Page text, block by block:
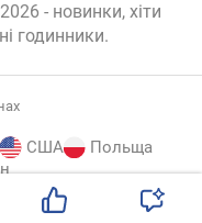
- новинки, хіти
годинники.
США
Польща